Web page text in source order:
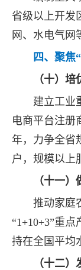
省级以上开发
网、水电气网
四、聚焦
（十）
建立工业
电商平台注册
年，力争全省
户，规模以上
（十一
推动家庭
“1+10+3”重
持在全国平均
（十二